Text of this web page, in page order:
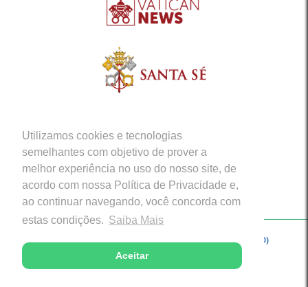
Utilizamos cookies e tecnologias
semelhantes com objetivo de prover a
melhor experiência no uso do nosso site, de
acordo com nossa Política de Privacidade e,
ao continuar navegando, você concorda com
estas condições. Saiba Mais
Aceitar
Copyright © 2026 - Arquidiocese de Porto Velho (RO)
Desenvolvido com excelência por